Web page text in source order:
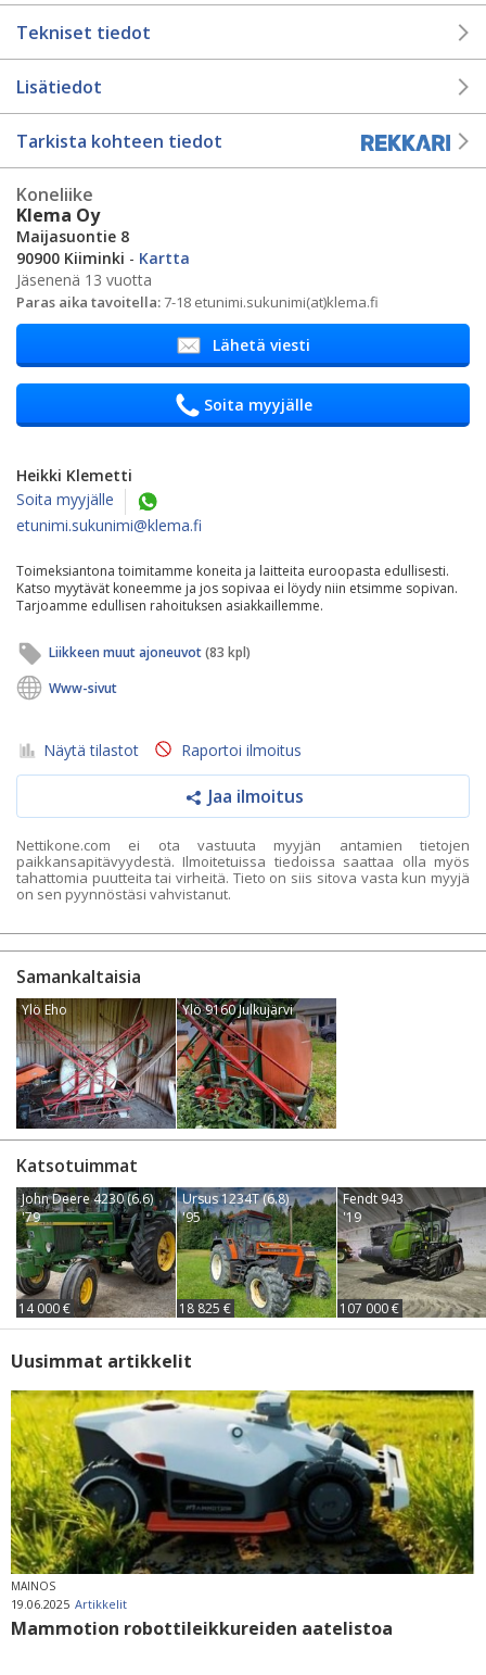
Tekniset tiedot
Lisätiedot
Tarkista kohteen tiedot
Koneliike
Klema Oy
Maijasuontie 8
90900 Kiiminki - Kartta
Jäsenenä 13 vuotta
Paras aika tavoitella:7-18 etunimi.sukunimi(at)klema.fi
Lähetä viesti
Soita myyjälle
Heikki Klemetti
Soita myyjälle
etunimi.sukunimi@klema.fi
Toimeksiantona toimitamme koneita ja laitteita euroopasta edullisesti.
Katso myytävät koneemme ja jos sopivaa ei löydy niin etsimme sopivan.
Tarjoamme edullisen rahoituksen asiakkaillemme.
Liikkeen muut ajoneuvot(83 kpl)
Www-sivut
Näytä tilastot Raportoi ilmoitus
Jaa ilmoitus
Nettikone.com ei ota vastuuta myyjän antamien tietojen
paikkansapitävyydestä. Ilmoitetuissa tiedoissa saattaa olla myös
tahattomia puutteita tai virheitä. Tieto on siis sitova vasta kun myyjä
on sen pyynnöstäsi vahvistanut.
Samankaltaisia
Ylö Eho Ylö 9160 Julkujärvi
Katsotuimmat
John Deere 4230 (6.6)
'79
14 000 €
Ursus 1234T (6.8)
'95
18 825 €
Fendt 943
'19
107 000 €
Uusimmat artikkelit
MAINOS
19.06.2025 Artikkelit
Mammotion robottileikkureiden aatelistoa